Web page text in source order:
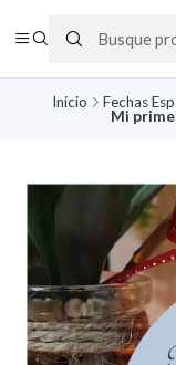
Inicio Fechas
Mi